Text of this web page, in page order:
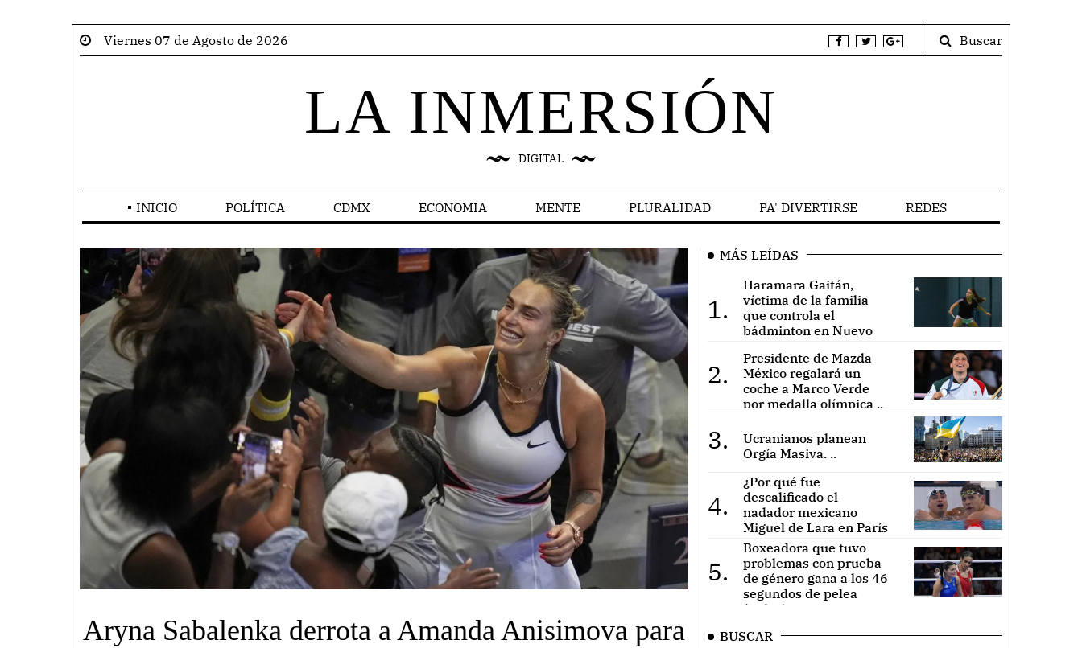
Viernes 07 de Agosto de 2026 Buscar
LA INMERSIÓN
DIGITAL
INICIO POLÍTICA CDMX ECONOMIA MENTE PLURALIDAD PA' DIVERTIRSE REDES
Aryna Sabalenka derrota a Amanda Anisimova para
MÁS LEÍDAS
1.
Haramara Gaitán,
víctima de la familia
que controla el
bádminton en Nuevo
2.
Presidente de Mazda
México regalará un
coche a Marco Verde
por medalla olímpica ..
3.
Ucranianos planean
Orgía Masiva. ..
4.
¿Por qué fue
descalificado el
nadador mexicano
Miguel de Lara en París
2024? (Videos) ..
5.
Boxeadora que tuvo
problemas con prueba
de género gana a los 46
segundos de pelea
(Video) ..
BUSCAR